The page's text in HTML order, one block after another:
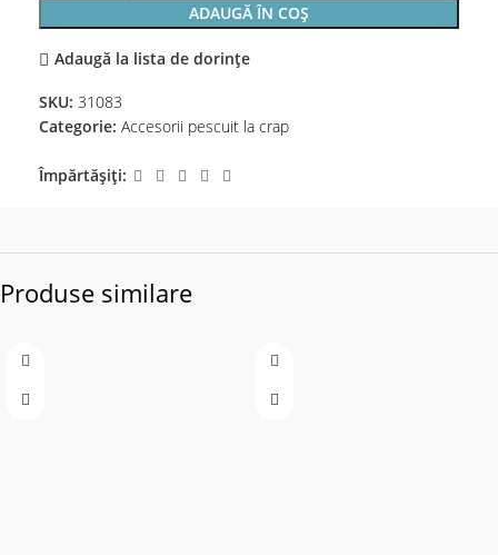
ADAUGĂ ÎN COȘ
Adaugă la lista de dorințe
SKU: 31083
Categorie: Accesorii pescuit la crap
Împărtășiți:
Produse similare